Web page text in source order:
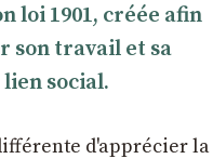
loi 1901, créée afin
son travail et sa
social.
d'apprécier la